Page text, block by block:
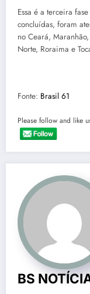
Essa é a terceira
concluídas, foram
no Ceará,
Norte, Roraima e
Fonte: Brasil 61
Please follow and like
BS